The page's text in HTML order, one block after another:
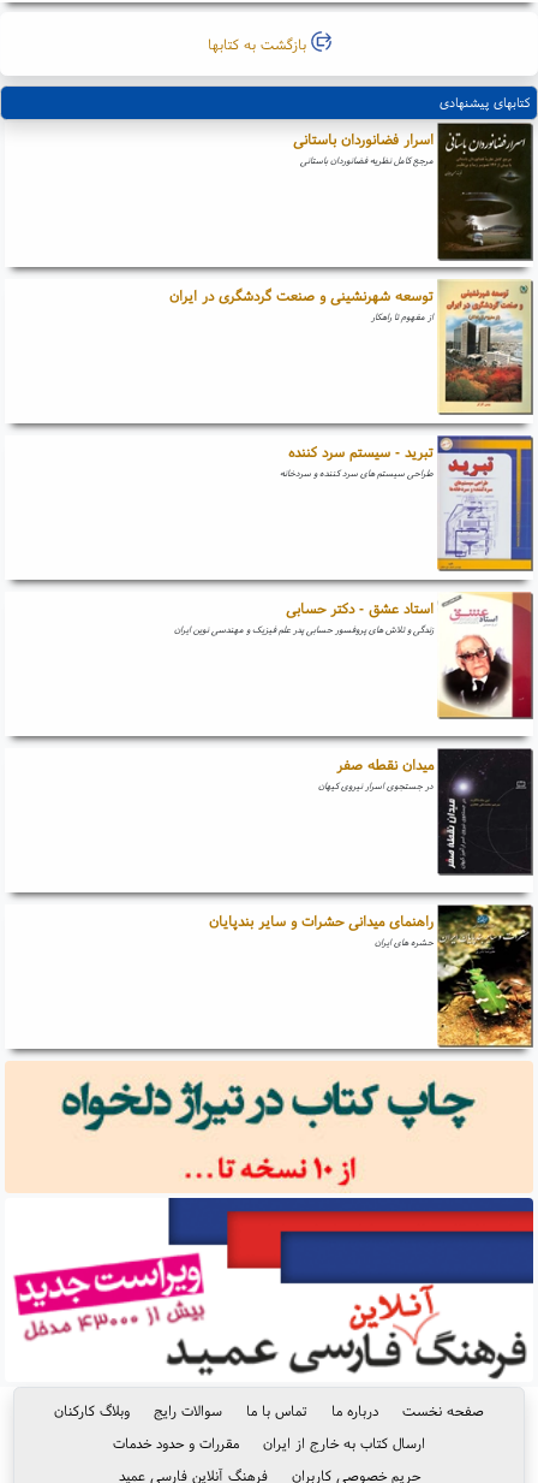
بازگشت به کتابها
کتابهای پیشنهادی
اسرار فضانوردان باستانی
مرجع کامل نظریه فضانوردان باستانی
توسعه شهرنشینی و صنعت گردشگری در ایران
از مفهوم تا راهکار
تبرید - سیستم سرد کننده
طراحی سیستم های سرد کننده و سردخانه
استاد عشق - دکتر حسابی
زندگی و تلاش های پروفسور حسابی پدر علم فیزیک و مهندسی نوین ایران
میدان نقطه صفر
در جستجوی اسرار نیروی کیهان
راهنمای میدانی حشرات و سایر بندپایان
حشره های ایران
صفحه نخست درباره ما تماس با ما سوالات رایج
وبلاگ کارکنان
ارسال کتاب به خارج از ایران
مقررات و حدود خدمات
حریم خصوصی کاربران
فرهنگ آنلاین فارسی عمید